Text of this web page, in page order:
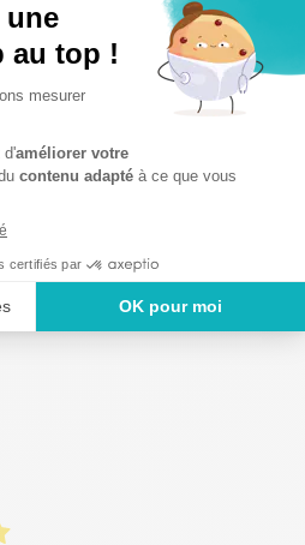
qu’ils deviennent des chats libres
Accueil chaleureux et
et des vétérinaires.